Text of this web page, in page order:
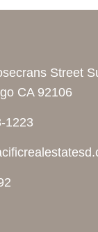
Street
CA 92106
1223